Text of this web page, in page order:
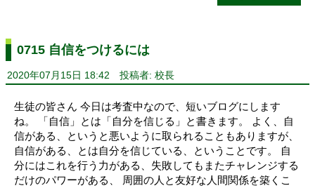
0715 自信をつけるには
2020年07月15日 18:42 投稿者: 校長
生徒の皆さん 今日は考査中なので、短いブログにします
ね。 「自信」とは「自分を信じる」と書きます。 よく、自
信がある、というと悪いように取られることもありますが、
自信がある、とは自分を信じている、ということです。 自
分にはこれを行う力がある、失敗してもまたチャレンジする
だけのパワーがある、 周囲の人と友好な人間関係を築くこ